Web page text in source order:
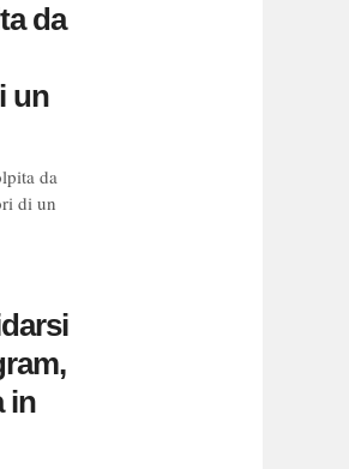
da
un
da
di un
in